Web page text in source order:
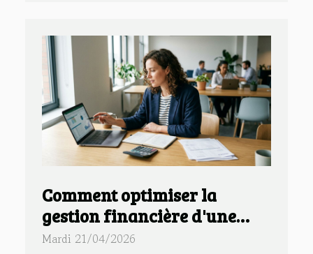
Comment optimiser la
gestion financière d'une
nouvelle entreprise ?
Mardi 21/04/2026